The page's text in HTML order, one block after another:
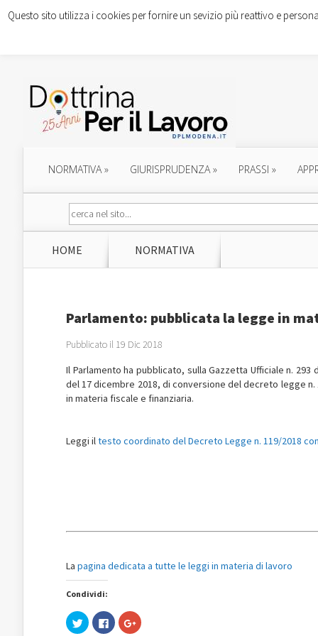
NORMATIVA» GIURISPRUDENZA» PRASSI »
HOME NORMATIVA
Parlamento: pubblicata la legge in
Pubblicato il 19 Dic 2018
Il Parlamento ha pubblicato, sulla Gazzetta Ufficiale n. 293
del 17 dicembre 2018, di conversione del decreto legge
in materia fiscale e finanziaria.
Leggi iltesto coordinato del Decreto Legge n. 119/2018
La pagina dedicata a tutte le leggi in materia di lavoro
Condividi:
Fai
clic
Fai
clic
Fai
clic
Questo sito utilizza i cookies per fornire un sevizio più reattivo e